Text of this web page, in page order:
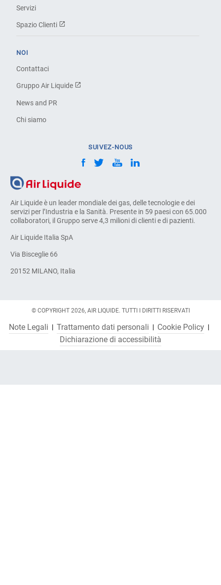
Air Liquide è un leader mondiale dei gas, delle tecnologie e dei
servizi per l’Industria e la Sanità. Presente in 59 paesi con 65.000
collaboratori, il Gruppo serve 4,3 milioni di clienti e di pazienti.
Air Liquide Italia SpA
Via Bisceglie 66
20152 MILANO, Italia
Servizi
Spazio Clienti
NOI
Contattaci
Gruppo Air Liquide
News and PR
Chi siamo
SUIVEZ-NOUS
© COPYRIGHT 2026, AIR LIQUIDE. TUTTI I DIRITTI RISERVATI
Note Legali Trattamento dati personali
Cookie Policy
Dichiarazione di accessibilità